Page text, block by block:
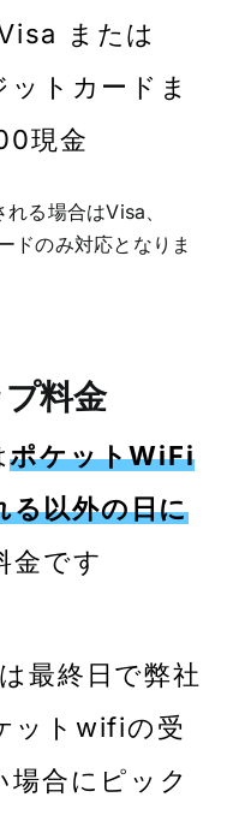
または
トカードま
現金
る場合はVisa、
ドのみ対応となりま
料金
ポケットWiFi
る以外の日に
金です
最終日で弊社
ットwifiの受
場合にピック